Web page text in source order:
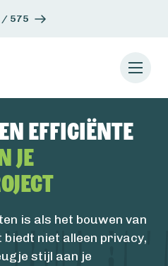
/ 575
efficiënte
je
is als het bouwen van
niet alleen privacy,
stijl aan je